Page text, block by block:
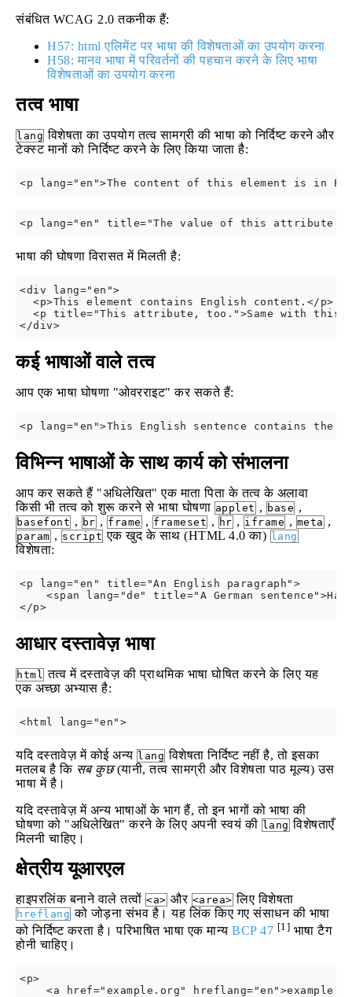
संबंधित WCAG 2.0 तकनीक हैं:
H57: html एलिमेंट पर भाषा की विशेषताओं का उपयोग करना
H58: मानव भाषा में परिवर्तनों की पहचान करने के लिए भाषा
विशेषताओं का उपयोग करना
तत्व भाषा
lang विशेषता का उपयोग तत्व सामग्री की भाषा को निर्दिष्ट करने और
टेक्स्ट मानों को निर्दिष्ट करने के लिए किया जाता है:
भाषा की घोषणा विरासत में मिलती है:
<div lang="en">
  <p>This element contains English content.</p>
<p title="This attribute, too.">Same with this
कई भाषाओं वाले तत्व
आप एक भाषा घोषणा "ओवरराइट" कर सकते हैं:
विभिन्न भाषाओं के साथ कार्य को संभालना
आप कर सकते हैं "अधिलेखित" एक माता पिता के तत्व के अलावा
किसी भी तत्व को शुरू करने से भाषा घोषणा applet , base ,
basefont , br , frame , frameset , hr , iframe , meta ,
param , script एक खुद के साथ (HTML 4.0 का) lang
विशेषता:
<p lang="en" title="An English paragraph">
<span lang="de" title="A German
आधार दस्तावेज़ भाषा
html तत्व में दस्तावेज़ की प्राथमिक भाषा घोषित करने के लिए यह
एक अच्छा अभ्यास है:
यदि दस्तावेज़ में कोई अन्य lang विशेषता निर्दिष्ट नहीं है, तो इसका
मतलब है कि सब कुछ(यानी, तत्व सामग्री और विशेषता पाठ मूल्य) उस
भाषा में है।
यदि दस्तावेज़ में अन्य भाषाओं के भाग हैं, तो इन भागों को भाषा की
घोषणा को "अधिलेखित" करने के लिए अपनी स्वयं की lang विशेषताएँ
मिलनी चाहिए।
क्षेत्रीय यूआरएल
हाइपरलिंक बनाने वाले तत्वों <a> और <area> लिए विशेषता
hreflang को जोड़ना संभव है। यह लिंक किए गए संसाधन की भाषा
को निर्दिष्ट करता है। परिभाषित भाषा एक मान्य BCP 47 [1] भाषा टैग
होनी चाहिए।
<p>
<a href="example.org"